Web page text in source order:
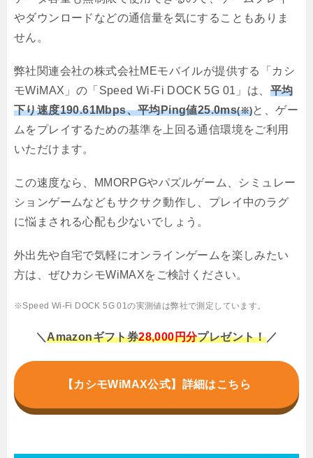
やダウンロードなどの通信量を気にすることもありま
せん。
弊社関連会社の株式会社MEモバイルが提供する「カシ
モWiMAX」の「Speed Wi-Fi DOCK 5G 01」は、 平均
下り速度190.61Mbps、平均Ping値25.0ms(※)と、ゲー
ムをプレイするための基準を上回る通信環境をご利用
いただけます。
この速度なら、MMORPGやパズルゲーム、シミュレー
ションゲームなどもサクサク動作し、プレイ中のラグ
に悩まされる心配も少ないでしょう。
外出先や自宅で気軽にオンラインゲームを楽しみたい
方は、ぜひカシモWiMAXをご検討ください。
※Speed Wi-Fi DOCK 5G 01の実測値は弊社で測定しています。
＼Amazonギフト券28,000円分プレゼント！／
【カシモWiMAX公式】詳細はこちら